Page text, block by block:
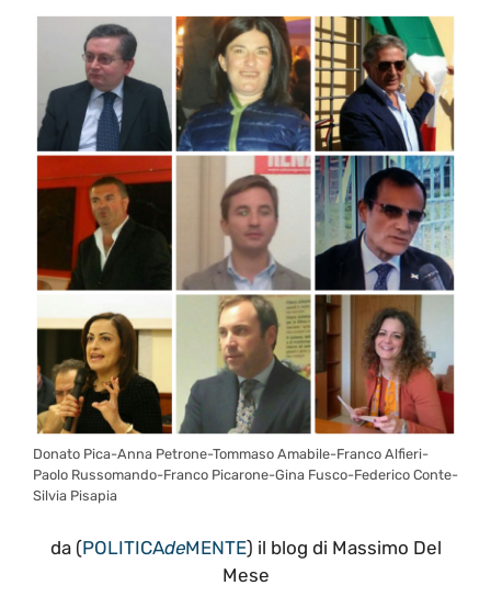
Donato Pica-Anna Petrone-Tommaso Amabile-Franco Alfieri-
Paolo Russomando-Franco Picarone-Gina Fusco-Federico Conte-
Silvia Pisapia
da (POLITICAdeMENTE) il blog di Massimo Del
Mese